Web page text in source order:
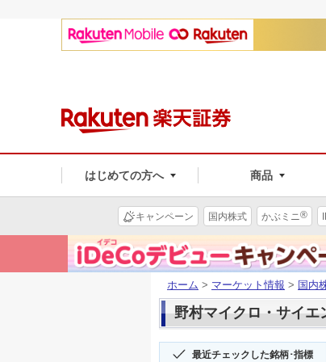
はじめての方へ 商品
キャンペーン 国内株式 かぶミニ®
ホーム > マーケット情報 > 国内
野村マイクロ・サイエ
最近チェックした銘柄･指標